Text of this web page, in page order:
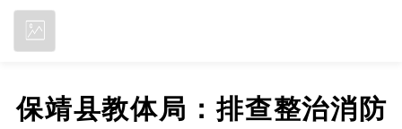
保靖县教体局：排查整治消防